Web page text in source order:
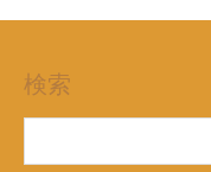
検索